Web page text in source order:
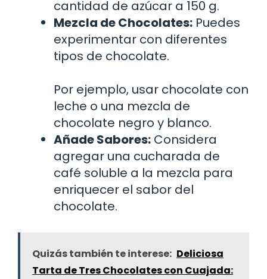
cantidad de azúcar a 150 g.
Mezcla de Chocolates: Puedes
experimentar con diferentes
tipos de chocolate.
Por ejemplo, usar chocolate con
leche o una mezcla de
chocolate negro y blanco.
Añade Sabores: Considera
agregar una cucharada de
café soluble a la mezcla para
enriquecer el sabor del
chocolate.
Quizás también te interese: Deliciosa
Tarta de Tres Chocolates con Cuajada: